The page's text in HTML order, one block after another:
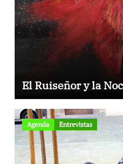
El Ruiseñor y la
Agenda Entrevistas